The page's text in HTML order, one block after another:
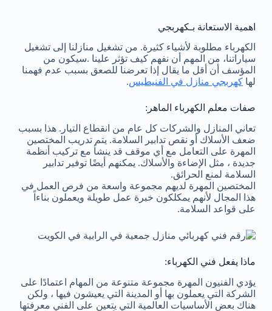
اهمية الاستعانة بـكهربجي
الكهرباء مطلوبة لأشياء كثيرة. من تشغيل منازلنا إلى تشغيل
سياراتنا، من المهم أن نفهم كيف تؤثر علينا .سيكون من
المؤسف أن أقل ما يقال إذا تعرضنا للصعق بسبب عدم فهمنا
لها كهربجي منازل في الفنيطيس.
صفات معلم الكهرباء الماهر:
تعاني المنازل والشركات كل عام من انقطاع التيار. هذا بسبب
ضعف الأسلاك أو نقص تدابير السلامة. يتم تدريب المختصين
المهرة على التعامل مع أي موقف قد ينشأ مع تركيب أنظمة
جديدة ، مثل الإضاءة والأسلاك. يمكنهم أيضًا توفير تدابير
السلامة لمنع الحرائق.
المختصين المهرة لديهم مجموعة واسعة من فرص العمل في
هذا المجال لأنهم يمكلكون خبرة عمل طويلة ويعملون بناءاً
على قواعد السلامة.
ماذا يفعل فني الكهرباء:
يؤدي الفنيون المهرة مجموعة متنوعة من المهام اعتمادًا على
الشركة التي يعملون بها أو المدينة التي يعيشون فيها ، ولكن
هناك بعض الأساسيات العالمية التي يتعين على الفني معرفتها